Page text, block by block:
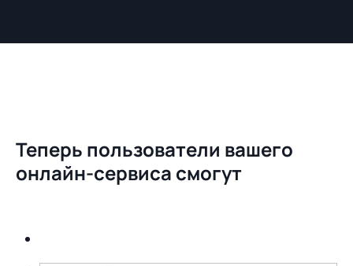
Теперь пользователи вашего
онлайн-сервиса смогут